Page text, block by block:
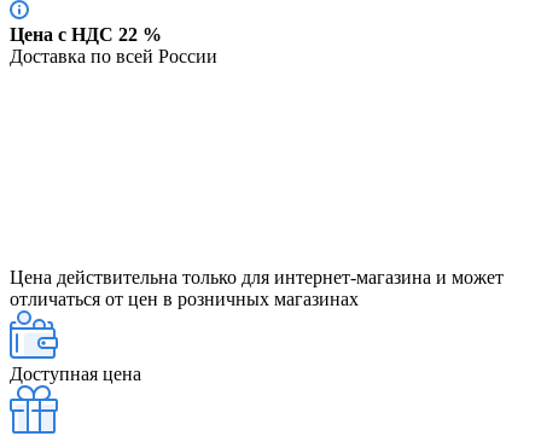
Цена с НДС 22 %
Доставка по всей России
Цена действительна только для интернет-магазина и может
отличаться от цен в розничных магазинах
Доступная цена